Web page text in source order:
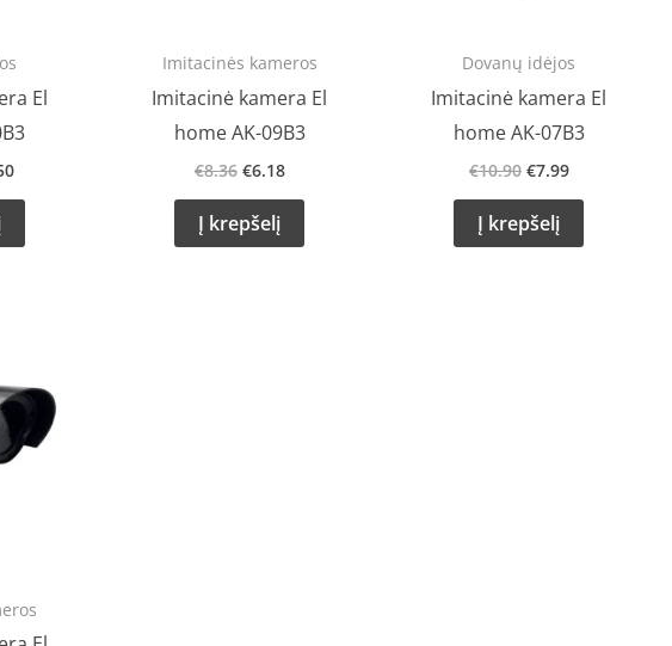
El
Imitacinės kameros
Imitacinė kamera El
home AK-09B3
€8.36 €6.18
Į krepšelį
Dovanų idėjos
Imitacinė kamera El
home AK-07B3
€10.90 €7.99
Į krepšelį
€8.99.